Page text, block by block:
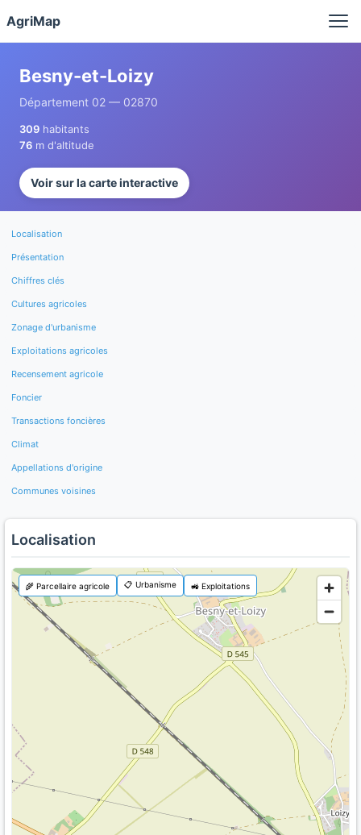
AgriMap
Besny-et-Loizy
Département 02 — 02870
309 habitants
76 m d'altitude
Voir sur la carte interactive
Localisation
Présentation
Chiffres clés
Cultures agricoles
Zonage d'urbanisme
Exploitations agricoles
Recensement agricole
Foncier
Transactions foncières
Climat
Appellations d'origine
Communes voisines
Localisation
🌾 Parcellaire agricole 📋 Urbanisme 🚜 Exploitations